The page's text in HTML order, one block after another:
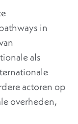
in
als
actoren op
overheden,